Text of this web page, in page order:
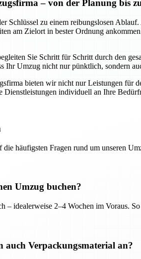
– von der Planung bis
Schlüssel zu einem reibungslosen
am Zielort in bester Ordnung
Sie Schritt für Schritt durch den
Ihr Umzug nicht nur pünktlich, sondern
bieten wir nicht nur Leistungen für
Dienstleistungen individuell an Ihre
häufigsten Fragen rund um unseren
Umzug buchen?
– idealerweise 2–4 Wochen im Voraus.
auch Verpackungsmaterial an?